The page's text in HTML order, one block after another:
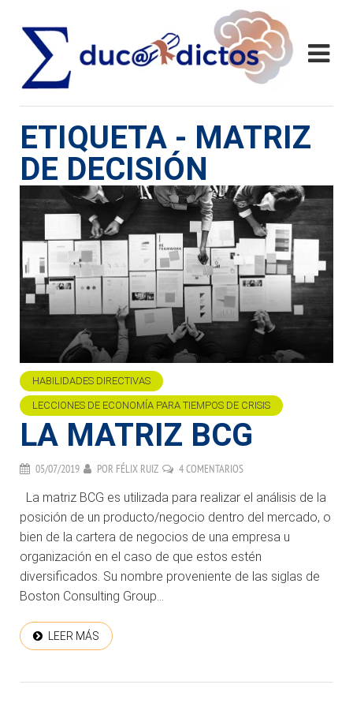
ETIQUETA - MATRIZ
DE DECISIÓN
HABILIDADES DIRECTIVAS
LECCIONES DE ECONOMÍA PARA TIEMPOS DE CRISIS
LA MATRIZ BCG
05/07/2019 POR FÉLIX RUIZ 4 COMENTARIOS
La matriz BCG es utilizada para realizar el análisis de la
posición de un producto/negocio dentro del mercado, o
bien de la cartera de negocios de una empresa u
organización en el caso de que estos estén
diversificados. Su nombre proveniente de las siglas de
Boston Consulting Group...
LEER MÁS